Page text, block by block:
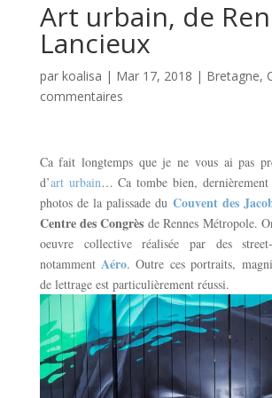
Art urbain, de
Lancieux
par koalisa | Mar 17, 2018 | Bretagne,
commentaires
Ca fait longtemps que je ne vous ai pas
d’art urbain… Ca tombe bien,
photos de la palissade du Couvent des
Centre des Congrès de Rennes Métropole.
oeuvre collective réalisée par des street-
notammentAéro. Outre ces portraits,
de lettrage est particulièrement réussi.